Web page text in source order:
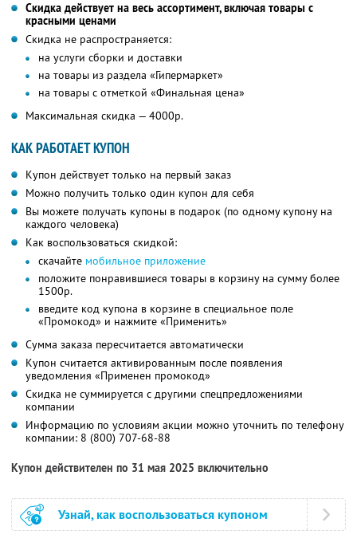
Скидка действует на весь ассортимент, включая товары с
красными ценами
Скидка не распространяется:
на услуги сборки и доставки
на товары из раздела «Гипермаркет»
на товары с отметкой «Финальная цена»
Максимальная скидка — 4000р.
КАК РАБОТАЕТ КУПОН
Купон действует только на первый заказ
Можно получить только один купон для себя
Вы можете получать купоны в подарок (по одному купону на
каждого человека)
Как воспользоваться скидкой:
скачайте мобильное приложение
положите понравившиеся товары в корзину на сумму более
1500р.
введите код купона в корзине в специальное поле
«Промокод» и нажмите «Применить»
Сумма заказа пересчитается автоматически
Купон считается активированным после появления
уведомления «Применен промокод»
Скидка не суммируется с другими спецпредложениями
компании
Информацию по условиям акции можно уточнить по телефону
компании: 8 (800) 707-68-88
Купон действителен по 31 мая 2025 включительно
Узнай, как воспользоваться купоном